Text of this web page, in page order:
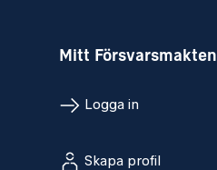
Mitt Försvarsmakten
Logga in
Skapa profil